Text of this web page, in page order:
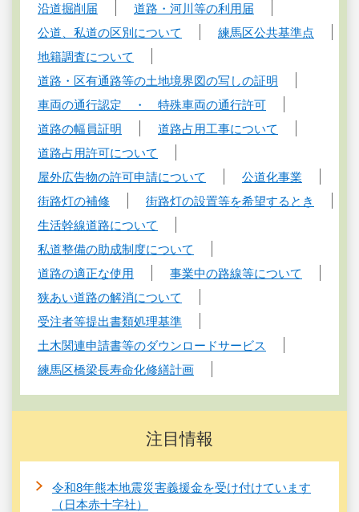
沿道掘削届
道路・河川等の利用届
公道、私道の区別について
練馬区公共基準点
地籍調査について
道路・区有通路等の土地境界図の写しの証明
車両の通行認定 ・ 特殊車両の通行許可
道路の幅員証明
道路占用工事について
道路占用許可について
屋外広告物の許可申請について
公道化事業
街路灯の補修
街路灯の設置等を希望するとき
生活幹線道路について
私道整備の助成制度について
道路の適正な使用
事業中の路線等について
狭あい道路の解消について
受注者等提出書類処理基準
土木関連申請書等のダウンロードサービス
練馬区橋梁長寿命化修繕計画
注目情報
令和8年熊本地震災害義援金を受け付けています
（日本赤十字社）